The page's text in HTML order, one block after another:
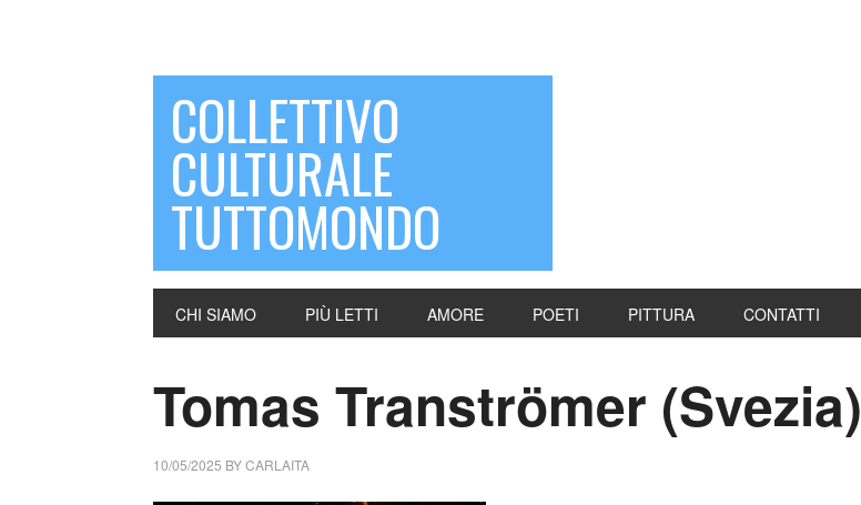
COLLETTIVO
CULTURALE
TUTTOMONDO
CHI SIAMO PIÙ LETTI AMORE POETI PITTURA CONTATTI
Tomas Tranströmer (Svezia)
10/05/2025 BYCARLAITA